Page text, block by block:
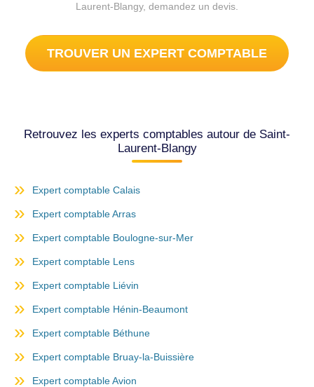
Laurent-Blangy, demandez un devis.
TROUVER UN EXPERT COMPTABLE
Retrouvez les experts comptables autour de Saint-
Laurent-Blangy
Expert comptable Calais
Expert comptable Arras
Expert comptable Boulogne-sur-Mer
Expert comptable Lens
Expert comptable Liévin
Expert comptable Hénin-Beaumont
Expert comptable Béthune
Expert comptable Bruay-la-Buissière
Expert comptable Avion